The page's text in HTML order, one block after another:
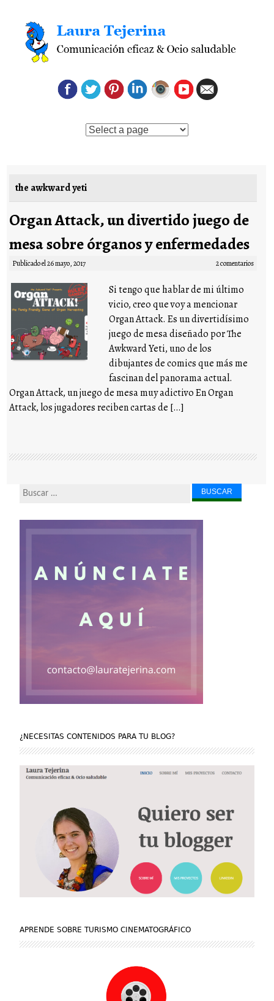
Saltar al contenido
the awkward yeti
Organ Attack, un divertido juego de
mesa sobre órganos y enfermedades
Publicado el26 mayo, 2017 2 comentarios
Si tengo que hablar de mi último
vicio, creo que voy a mencionar
Organ Attack. Es un divertidísimo
juego de mesa diseñado por The
Awkward Yeti, uno de los
dibujantes de comics que más me
fascinan del panorama actual.
Organ Attack, un juego de mesa muy adictivo En Organ
Attack, los jugadores reciben cartas de […]
Buscar...
¿NECESITAS CONTENIDOS PARA TU BLOG?
APRENDE SOBRE TURISMO CINEMATOGRÁFICO